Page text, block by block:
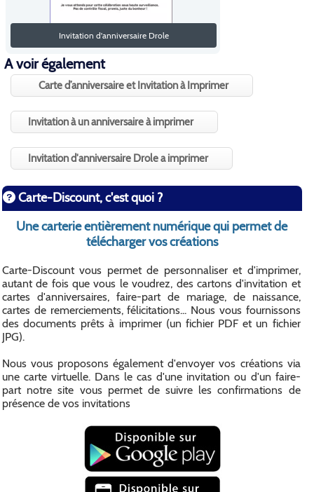
Carte d’anniversaire et Invitation à Imprimer
Invitation à un anniversaire à imprimer
Invitation d'anniversaire Drole a imprimer
Invitation d'anniversaire Drole
A voir également
Carte-Discount, c'est quoi ?
Une carterie entièrement numérique qui permet de
télécharger vos créations
Carte-Discount vous permet de personnaliser et d'imprimer,
autant de fois que vous le voudrez, des cartons d'invitation et
cartes d'anniversaires, faire-part de mariage, de naissance,
cartes de remerciements, félicitations... Nous vous fournissons
des documents prêts à imprimer (un fichier PDF et un fichier
JPG).
Nous vous proposons également d'envoyer vos créations via
une carte virtuelle. Dans le cas d'une invitation ou d'un faire-
part notre site vous permet de suivre les confirmations de
présence de vos invitations